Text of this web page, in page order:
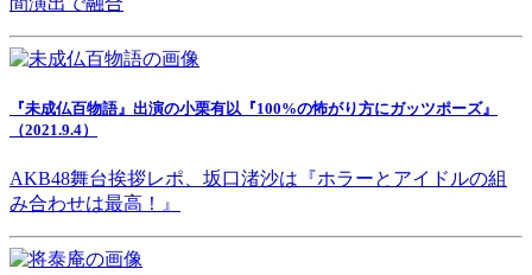
『未成仏百物語』出演の小栗有以『100%の怖がり方にガッツポーズ』
（2021.9.4）
AKB48舞台挨拶レポ、坂口渚沙は『ホラーとアイドルの組
み合わせは最高！』